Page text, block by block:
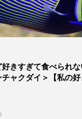
ウオ ニシシマドジ
ニジマス ニセゴ
ニュウドウカジカ
きすぎて食べられな
チャクダイ＞【私の